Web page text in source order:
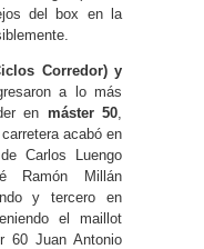
del box en la
Corredor) y
a lo más
en máster 50
acabó en
Carlos Luengo
Ramón Millán
y tercero en
el maillot
60 Juan Antonio